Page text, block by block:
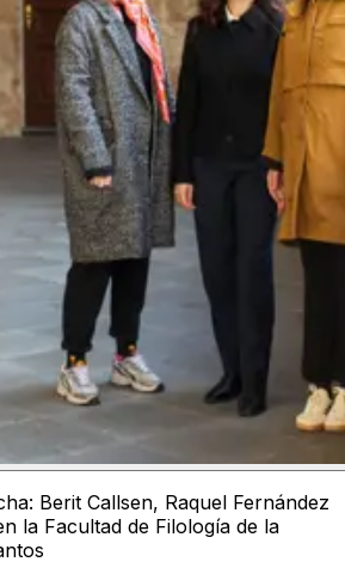
Berit Callsen, Raquel Fernández
la Facultad de Filología de la